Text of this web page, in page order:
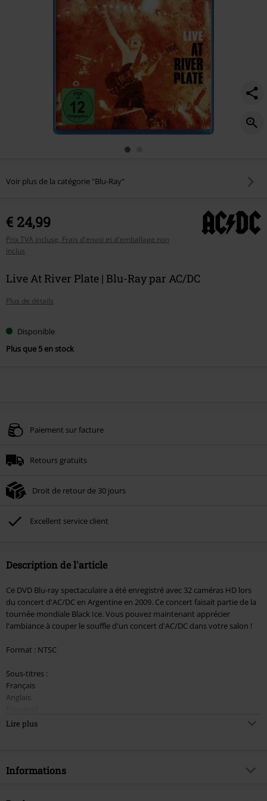
Voir plus de la catégorie "Blu-Ray"
€ 24,99
Prix TVA incluse, Frais d'envoi et d'emballage non
inclus
Live At River Plate | Blu-Ray par AC/DC
Plus de détails
Disponible
Plus que 5 en stock
Paiement sur facture
Retours gratuits
Droit de retour de 30 jours
Excellent service client
Description de l'article
Ce DVD Blu-ray spectaculaire a été enregistré avec 32 caméras HD lors
du concert d'AC/DC en Argentine en 2009. Ce concert faisait partie de la
tournée mondiale Black Ice. Vous pouvez maintenant apprécier
l'ambiance à couper le souffle d'un concert d'AC/DC dans votre salon !
Format : NTSC
Sous-titres :
Français
Anglais
Allemand
Lire plus
Informations